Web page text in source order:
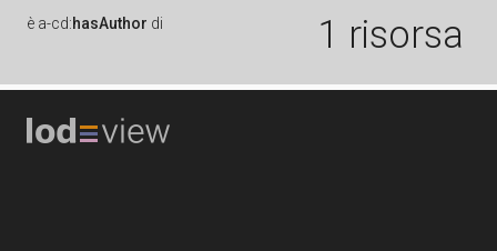
è a-cd:hasAuthor di 1 risorsa